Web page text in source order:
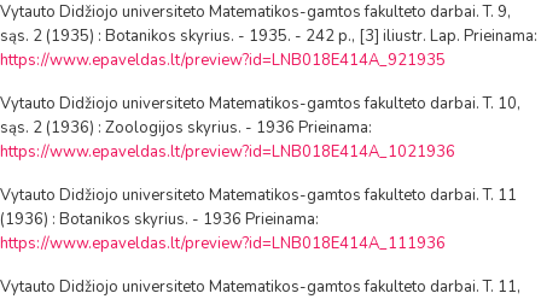
Vytauto Didžiojo universiteto Matematikos-gamtos fakulteto darbai. T. 9,
sąs. 2 (1935) : Botanikos skyrius. - 1935. - 242 p., [3] iliustr. Lap. Prieinama:
https://www.epaveldas.lt/preview?id=LNB018E414A_921935
Vytauto Didžiojo universiteto Matematikos-gamtos fakulteto darbai. T. 10,
sąs. 2 (1936) : Zoologijos skyrius. - 1936 Prieinama:
https://www.epaveldas.lt/preview?id=LNB018E414A_1021936
Vytauto Didžiojo universiteto Matematikos-gamtos fakulteto darbai. T. 11
(1936) : Botanikos skyrius. - 1936 Prieinama:
https://www.epaveldas.lt/preview?id=LNB018E414A_111936
Vytauto Didžiojo universiteto Matematikos-gamtos fakulteto darbai. T. 11,